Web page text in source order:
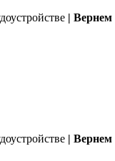
| Вернем
| Вернем